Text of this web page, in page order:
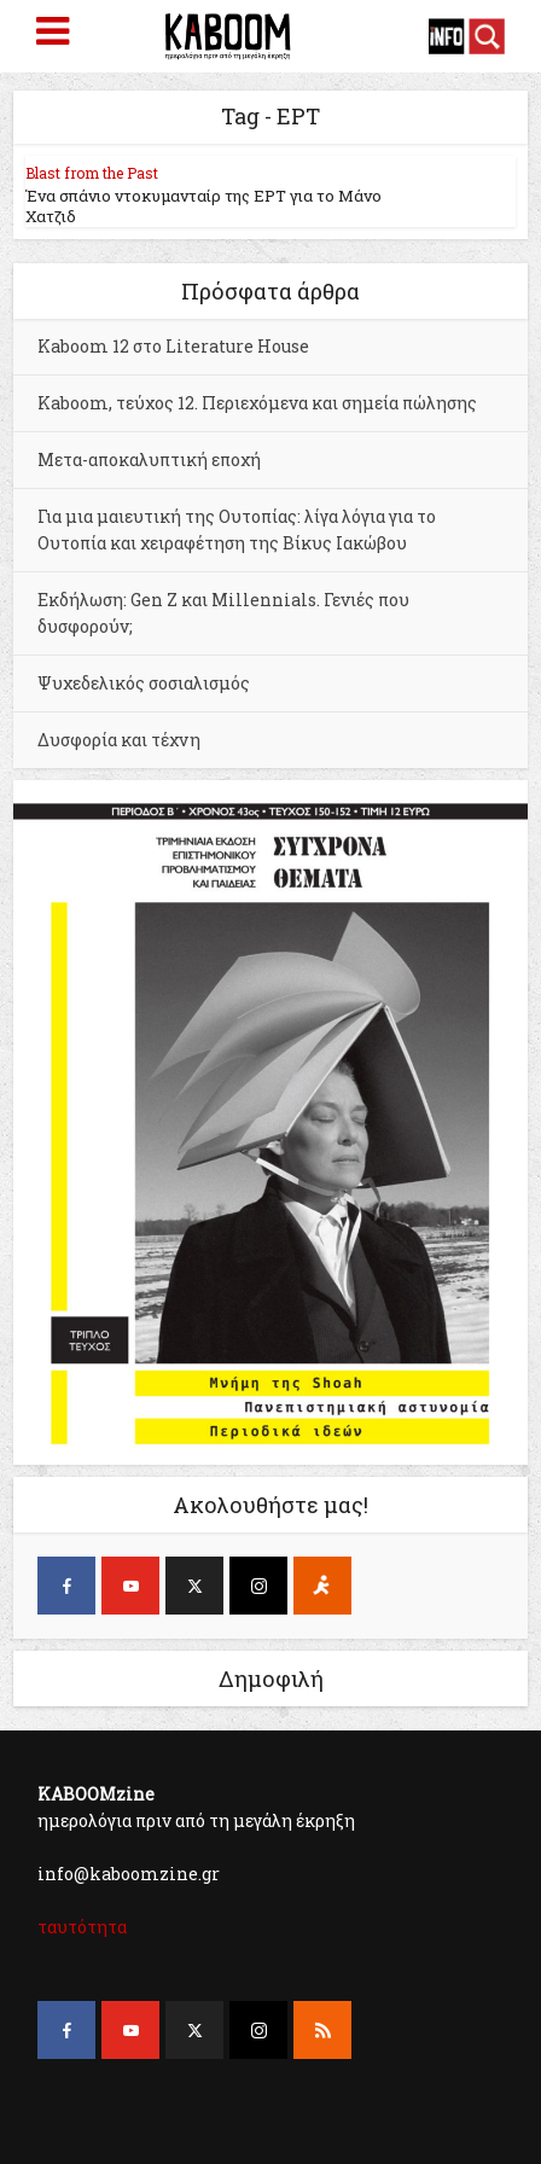
Tag - ΕΡΤ
Blast from the Past
Ένα σπάνιο ντοκυμανταίρ της ΕΡΤ για το Μάνο
Χατζιδ
Πρόσφατα άρθρα
Kaboom 12 στο Literature House
Kaboom, τεύχος 12. Περιεχόμενα και σημεία πώλησης
Μετα-αποκαλυπτική εποχή
Για μια μαιευτική της Ουτοπίας: λίγα λόγια για το
Ουτοπία και χειραφέτηση της Βίκυς Ιακώβου
Εκδήλωση: Gen Z και Millennials. Γενιές που
δυσφορούν;
Ψυχεδελικός σοσιαλισμός
Δυσφορία και τέχνη
Ακολουθήστε μας!
Δημοφιλή
KABOOMzine
ημερολόγια πριν από τη μεγάλη έκρηξη
info@kaboomzine.gr
ταυτότητα